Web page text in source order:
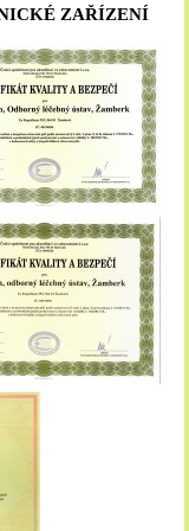
ZAŘÍZENÍ